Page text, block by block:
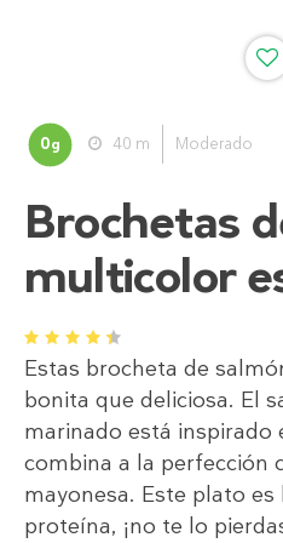
0g 40 m Moderado
Brochetas
multicolor
1 2 3 4 5
Estas brocheta de
bonita que deliciosa. El
marinado está inspirado
combina a la perfección
mayonesa. Este plato
proteína, ¡no te lo